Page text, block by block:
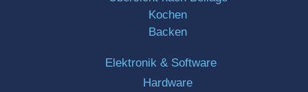
Kochen
Backen
Elektronik & Software
Hardware